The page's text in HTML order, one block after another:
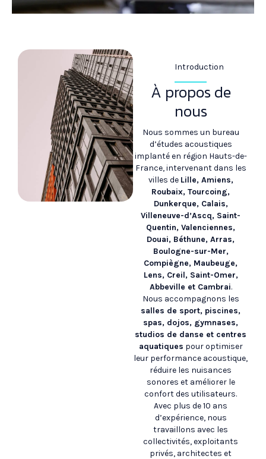
Introduction
À propos de
nous
Nous sommes un bureau
d’études acoustiques
implanté en région Hauts-de-
France, intervenant dans les
villes de Lille, Amiens,
Roubaix, Tourcoing,
Dunkerque, Calais,
Villeneuve-d’Ascq, Saint-
Quentin, Valenciennes,
Douai, Béthune, Arras,
Boulogne-sur-Mer,
Compiègne, Maubeuge,
Lens, Creil, Saint-Omer,
Abbeville et Cambrai.
Nous accompagnons les
salles de sport, piscines,
spas, dojos, gymnases,
studios de danse et centres
aquatiques pour optimiser
leur performance acoustique,
réduire les nuisances
sonores et améliorer le
confort des utilisateurs.
Avec plus de 10 ans
d’expérience, nous
travaillons avec les
collectivités, exploitants
privés, architectes et